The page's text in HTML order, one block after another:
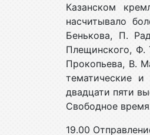
Казанском
насчитывало
Бенькова, П.
Плещинского, Ф.
Прокопьева, В.
тематические
двадцати пяти
Свободное
19.00